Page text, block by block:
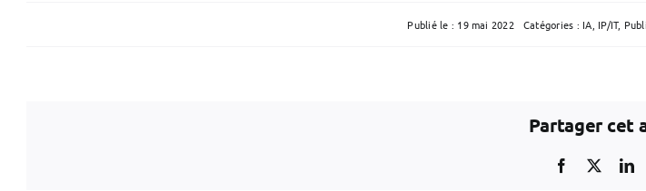
Publié le : 19 mai 2022 Catégories : IA IP/IT,
Partager cet